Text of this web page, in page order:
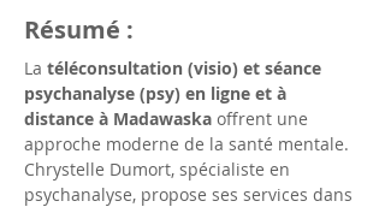
Résumé :
La téléconsultation (visio) et séance
psychanalyse (psy) en ligne et à
distance à Madawaska offrent une
approche moderne de la santé mentale.
Chrystelle Dumort, spécialiste en
psychanalyse, propose ses services dans